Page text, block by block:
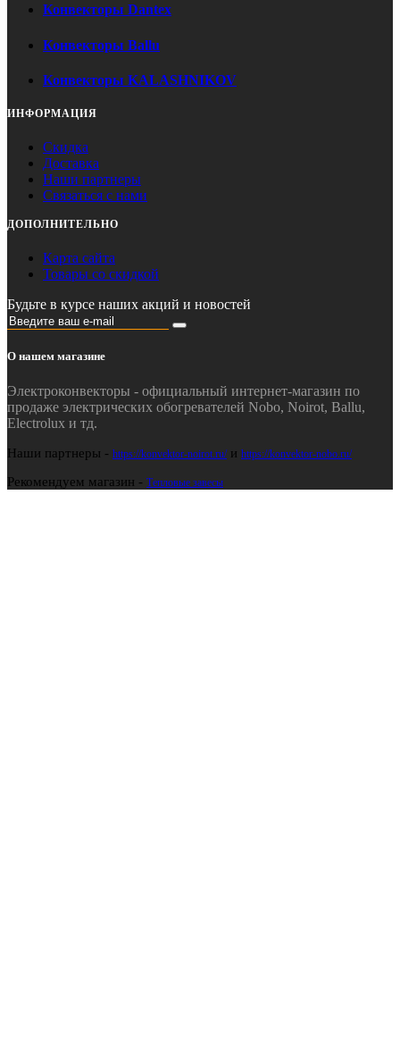
Конвекторы Dantex
Конвекторы Ballu
Конвекторы KALASHNIKOV
ИНФОРМАЦИЯ
Скидка
Доставка
Наши партнеры
Связаться с нами
ДОПОЛНИТЕЛЬНО
Карта сайта
Товары со скидкой
Будьте в курсе наших акций и новостей
О нашем магазине
Электроконвекторы - официальный интернет-магазин по
продаже электрических обогревателей Nobo, Noirot, Ballu,
Electrolux и тд.
Наши партнеры - https://konvektor-noirot.ru/и https://konvektor-nobo.ru/
Рекомендуем магазин - Тепловые завесы